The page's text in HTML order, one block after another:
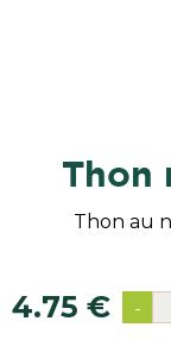
thon
Thon au
4.75 € -